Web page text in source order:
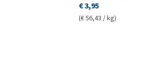
€ 3,95
(€ 56,43 / kg)